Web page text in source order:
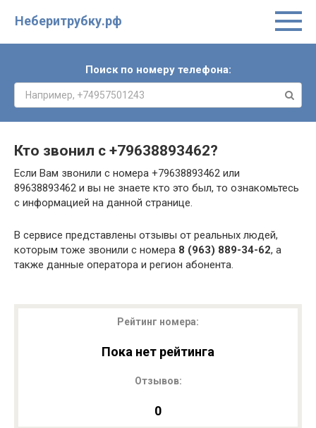
Неберитрубку.рф
Поиск по номеру телефона:
Кто звонил с +79638893462?
Если Вам звонили с номера +79638893462 или
89638893462 и вы не знаете кто это был, то ознакомьтесь
с информацией на данной странице.
В сервисе представлены отзывы от реальных людей,
которым тоже звонили с номера 8 (963) 889-34-62, а
также данные оператора и регион абонента.
Рейтинг номера:
Пока нет рейтинга
Отзывов:
0